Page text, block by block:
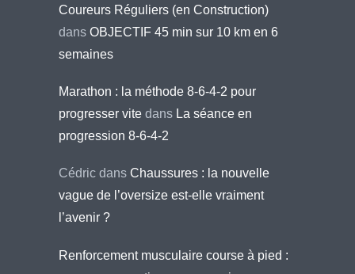
Coureurs Réguliers (en Construction)
dans OBJECTIF 45 min sur 10 km en 6
semaines
Marathon : la méthode 8-6-4-2 pour
progresser vite dans La séance en
progression 8-6-4-2
Cédric dans Chaussures : la nouvelle
vague de l’oversize est-elle vraiment
l’avenir ?
Renforcement musculaire course à pied :